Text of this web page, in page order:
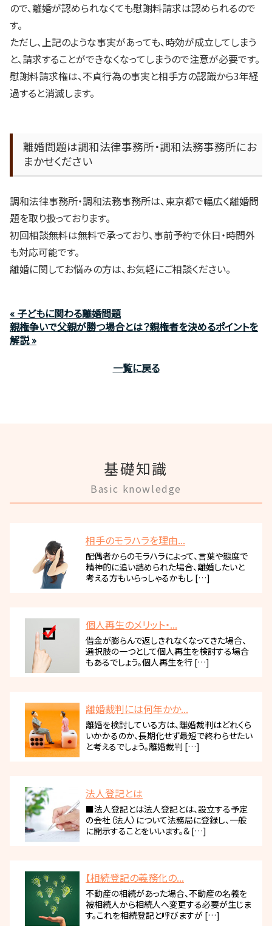
ので、離婚が認められなくても慰謝料請求は認められるので
す。
ただし、上記のような事実があっても、時効が成立してしまう
と、請求することができなくなってしまうので注意が必要です。
慰謝料請求権は、不貞行為の事実と相手方の認識から3年経
過すると消滅します。
離婚問題は調和法律事務所・調和法務事務所にお
まかせください
調和法律事務所・調和法務事務所は、東京都で幅広く離婚問
題を取り扱っております。
初回相談無料は無料で承っており、事前予約で休日・時間外
も対応可能です。
離婚に関してお悩みの方は、お気軽にご相談ください。
« 子どもに関わる離婚問題
親権争いで父親が勝つ場合とは？親権者を決めるポイントを
解説 »
一覧に戻る
基礎知識
Basic knowledge
相手のモラハラを理由...
配偶者からのモラハラによって、言葉や態度で
精神的に追い詰められた場合、離婚したいと
考える方もいらっしゃるかもし […]
個人再生のメリット・...
借金が膨らんで返しきれなくなってきた場合、
選択肢の一つとして個人再生を検討する場合
もあるでしょう。個人再生を行 […]
離婚裁判には何年かか...
離婚を検討している方は、離婚裁判はどれくら
いかかるのか、長期化せず最短で終わらせたい
と考えるでしょう。離婚裁判 […]
法人登記とは
■法人登記とは法人登記とは、設立する予定
の会社（法人）について法務局に登録し、一般
に開示することをいいます。& […]
【相続登記の義務化の...
不動産の相続があった場合、不動産の名義を
被相続人から相続人へ変更する必要が生じま
す。これを相続登記と呼びますが […]